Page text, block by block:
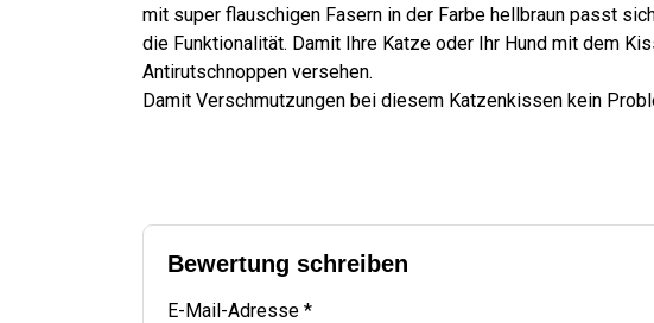
mit super flauschigen Fasern in der Farbe hellbraun passt
die Funktionalität. Damit Ihre Katze oder Ihr Hund mit dem
Antirutschnoppen versehen.
Damit Verschmutzungen bei diesem Katzenkissen kein
Bewertung schreiben
E-Mail-Adresse *